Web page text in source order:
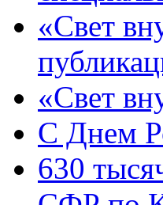
«Свет
«Свет
C Днем
630